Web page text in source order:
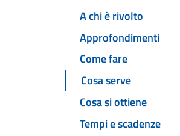
A chi è rivolto
Approfondimenti
Come fare
Cosa serve
Cosa si ottiene
Tempi e scadenze